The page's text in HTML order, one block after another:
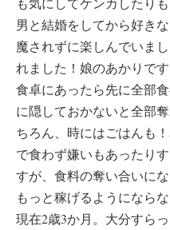
男と結婚をしてから好き
魔されずに楽しんでいま
れました！娘のあかりで
食卓にあったら先に全部
に隠しておかないと全部
ちろん、時にはごはんも
で食わず嫌いもあったり
すが、食料の奪い合いに
もっと稼げるようになら
現在2歳3か月。大分すら